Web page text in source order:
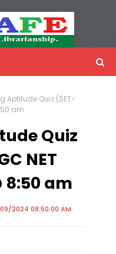
Aptitude Quiz (SET-
am
Quiz
NET
8:50 am
2024 08:50:00 AM